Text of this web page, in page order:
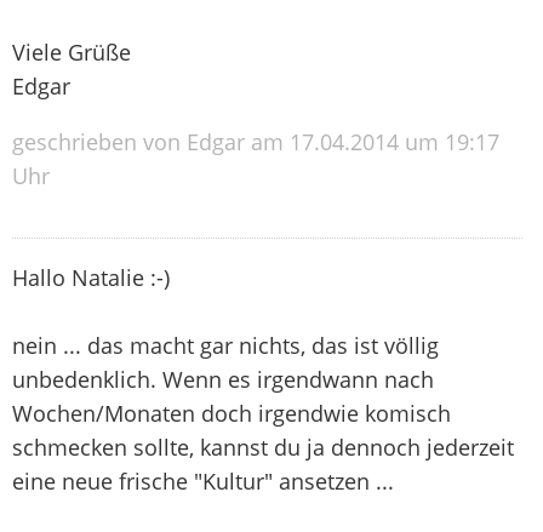
Viele Grüße
Edgar
geschrieben von Edgar am 17.04.2014 um 19:17
Uhr
Hallo Natalie :-)
nein ... das macht gar nichts, das ist völlig
unbedenklich. Wenn es irgendwann nach
Wochen/Monaten doch irgendwie komisch
schmecken sollte, kannst du ja dennoch jederzeit
eine neue frische "Kultur" ansetzen ...